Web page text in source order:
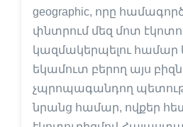
geographic, որը
փնտրում մեզ մոտ
կազմակերպելու համար
եկամուտ բերող այս
չպրոպագանդող
նրանց համար, ովքեր